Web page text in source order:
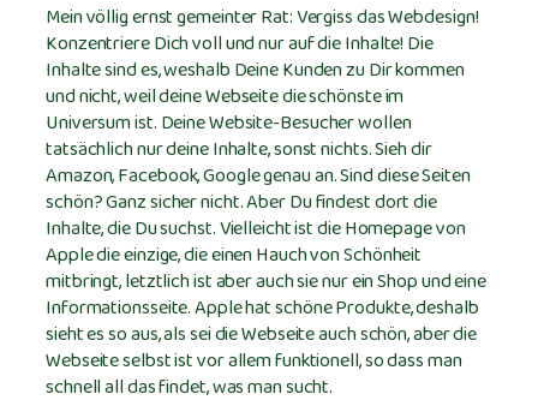
Mein völlig ernst gemeinter Rat: Vergiss das Webdesign!
Konzentriere Dich voll und nur auf die Inhalte! Die
Inhalte sind es, weshalb Deine Kunden zu Dir kommen
und nicht, weil deine Webseite die schönste im
Universum ist. Deine Website-Besucher wollen
tatsächlich nur deine Inhalte, sonst nichts. Sieh dir
Amazon, Facebook, Google genau an. Sind diese Seiten
schön? Ganz sicher nicht. Aber Du findest dort die
Inhalte, die Du suchst. Vielleicht ist die Homepage von
Apple die einzige, die einen Hauch von Schönheit
mitbringt, letztlich ist aber auch sie nur ein Shop und eine
Informationsseite. Apple hat schöne Produkte, deshalb
sieht es so aus, als sei die Webseite auch schön, aber die
Webseite selbst ist vor allem funktionell, so dass man
schnell all das findet, was man sucht.